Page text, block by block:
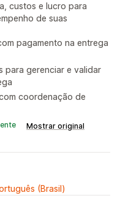
custos e lucro para
de suas
pagamento na entrega
para gerenciar e validar
coordenação de
Mostrar original
(Brasil)